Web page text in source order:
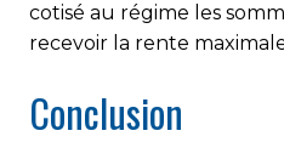
cotisé au régime les
recevoir la rente
Conclusion